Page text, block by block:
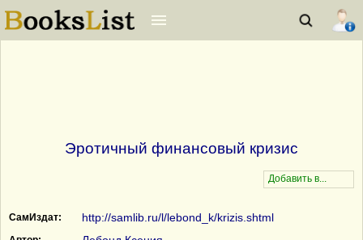
Эротичный финансовый кризис
СамИздат: http://samlib.ru/l/lebond_k/krizis.shtml